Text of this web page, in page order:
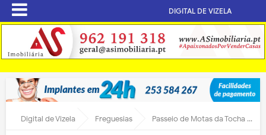
DIGITAL DE VIZELA
Digital de Vizela Freguesias Passeio de Motas da Tocha em Outubro